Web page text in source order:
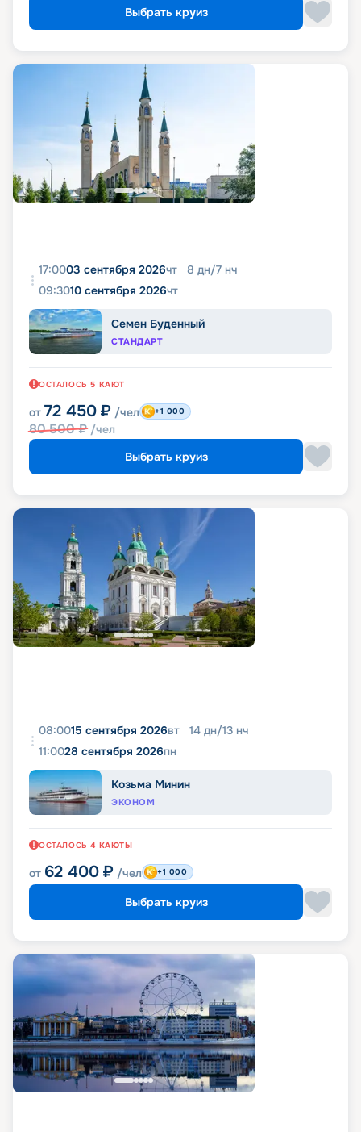
Выбрать круиз
17:0003 сентября 2026чт 8 дн/7 нч
09:3010 сентября 2026чт
Семен Буденный
СТАНДАРТ
ОСТАЛОСЬ 5 КАЮТ
от 72 450 ₽ /чел
80 500₽ /чел
+1 000
Выбрать круиз
08:0015 сентября 2026вт 14 дн/13 нч
11:0028 сентября 2026пн
Козьма Минин
ЭКОНОМ
ОСТАЛОСЬ 4 КАЮТЫ
от 62 400 ₽ /чел +1 000
Выбрать круиз